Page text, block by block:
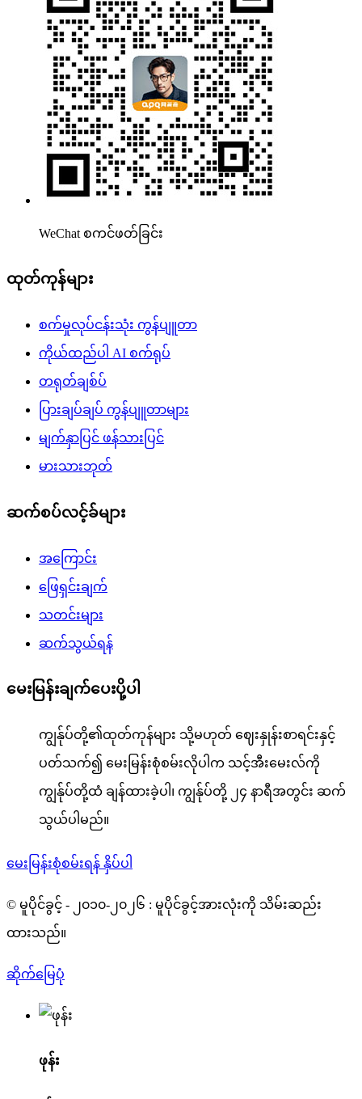
WeChat စကင်ဖတ်ခြင်း
ထုတ်ကုန်များ
စက်မှုလုပ်ငန်းသုံး ကွန်ပျူတာ
ကိုယ်ထည်ပါ AI စက်ရုပ်
တရုတ်ချစ်ပ်
ပြားချပ်ချပ် ကွန်ပျူတာများ
မျက်နှာပြင် ဖန်သားပြင်
မားသားဘုတ်
ဆက်စပ်လင့်ခ်များ
အကြောင်း
ဖြေရှင်းချက်
သတင်းများ
ဆက်သွယ်ရန်
မေးမြန်းချက်ပေးပို့ပါ
ကျွန်ုပ်တို့၏ထုတ်ကုန်များ သို့မဟုတ် ဈေးနှုန်းစာရင်းနှင့်
ပတ်သက်၍ မေးမြန်းစုံစမ်းလိုပါက သင့်အီးမေးလ်ကို
ကျွန်ုပ်တို့ထံ ချန်ထားခဲ့ပါ၊ ကျွန်ုပ်တို့ ၂၄ နာရီအတွင်း ဆက်
သွယ်ပါမည်။
မေးမြန်းစုံစမ်းရန် နှိပ်ပါ
© မူပိုင်ခွင့် - ၂၀၁၀-၂၀၂၆ : မူပိုင်ခွင့်အားလုံးကို သိမ်းဆည်း
ထားသည်။
ဆိုက်မြေပုံ
ဖုန်း